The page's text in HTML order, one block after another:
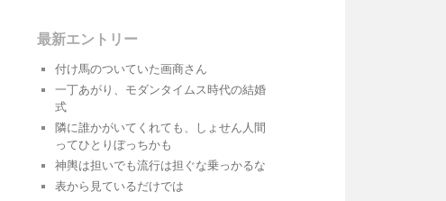
最新エントリー
付け馬のついていた画商さん
一丁あがり、モダンタイムス時代の結婚
式
隣に誰かがいてくれても、しょせん人間
ってひとりぼっちかも
神輿は担いでも流行は担ぐな乗っかるな
表から見ているだけでは